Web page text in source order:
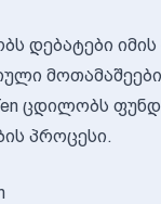
დებატები
ცდილობს
პროცესი.